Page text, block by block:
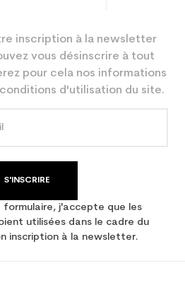
Noir
une femme
Ski occasion femme
performance
inscription à la newsletter
vous désinscrire à tout
pour cela nos informations
d'utilisation du site.
S'INSCRIRE
formulaire, j'accepte que les
utilisées dans le cadre du
inscription à la newsletter.